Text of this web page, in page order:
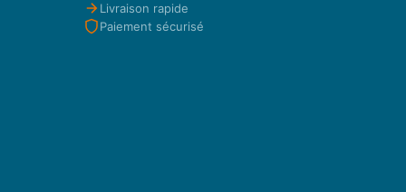
Livraison rapide
Paiement sécurisé